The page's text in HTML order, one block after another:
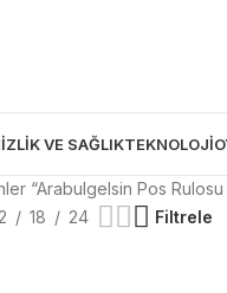
VE SAĞLIKTEKNOLOJİ
“Arabulgelsin Pos
18 24 Filtrele